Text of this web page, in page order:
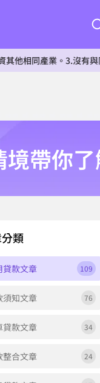
。3.沒有與同類型
帶你
類
貸款文章 109
須知文章 76
貸款文章 34
整合文章 24